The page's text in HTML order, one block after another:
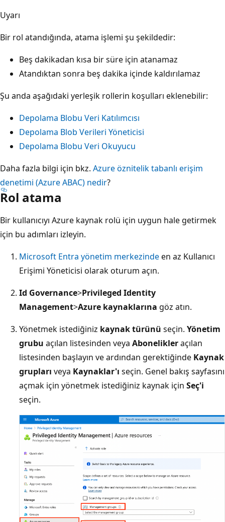
Uyarı
Bir rol atandığında, atama işlemi şu şekildedir:
Beş dakikadan kısa bir süre için atanamaz
Atandıktan sonra beş dakika içinde kaldırılamaz
Şu anda aşağıdaki yerleşik rollerin koşulları eklenebilir:
Depolama Blobu Veri Katılımcısı
Depolama Blob Verileri Yöneticisi
Depolama Blobu Veri Okuyucu
Daha fazla bilgi için bkz. Azure öznitelik tabanlı erişim
denetimi (Azure ABAC) nedir?
Rol atama
Bir kullanıcıyı Azure kaynak rolü için uygun hale getirmek
için bu adımları izleyin.
Microsoft Entra yönetim merkezindeen az Kullanıcı
Erişimi Yöneticisi olarak oturum açın.
Id Governance>Privileged Identity
Management>Azure kaynaklarına göz atın.
Yönetmek istediğiniz kaynak türünü seçin. Yönetim
grubu açılan listesinden veya Abonelikleraçılan
listesinden başlayın ve ardından gerektiğinde Kaynak
grupları veya Kaynaklar'ı seçin. Genel bakış sayfasını
açmak için yönetmek istediğiniz kaynak için Seç'i
seçin.